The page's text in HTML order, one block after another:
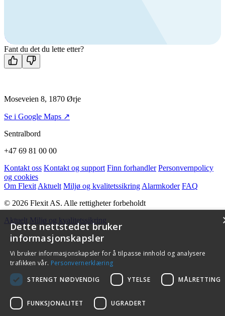
Kontakt oss
Fant du det du lette etter?
Moseveien 8, 1870 Ørje
Se i Google Maps ↗
Sentralbord
+47 69 81 00 00
Kontakt oss Kontakt og support Finn forhandler Personvernpolicy
og cookies
Om Flexit Aktuelt Miljø og kvalitetssikring Alarmkoder FAQ
© 2026 Flexit AS. Alle rettigheter forbeholdt
Aktuelt Miljø og kvalitetssikring
Dette nettstedet bruker
informasjonskapsler
Vi bruker informasjonskapsler for å tilpasse innhold og analysere
trafikken vår. Personvernerklæring
STRENGT NØDVENDIG
YTELSE MÅLRETTING
FUNKSJONALITET UGRADERT